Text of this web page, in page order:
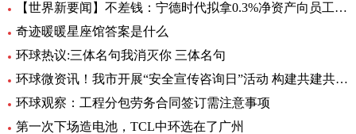
【世界新要闻】不差钱：宁德时代拟拿0.3%净资产向员工提供无息借款，支持购自住商品房
奇迹暖暖星座馆答案是什么
环球热议:三体名句我消灭你 三体名句
环球微资讯！我市开展“安全宣传咨询日”活动 构建共建共治共享安全生产格局
环球观察：工程分包劳务合同签订需注意事项
第一次下场造电池，TCL中环选在了广州